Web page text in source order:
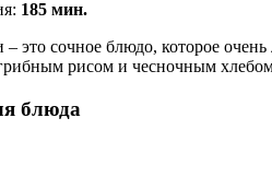
185 мин.
это сочное блюдо, которое
рисом и чесночным
блюда